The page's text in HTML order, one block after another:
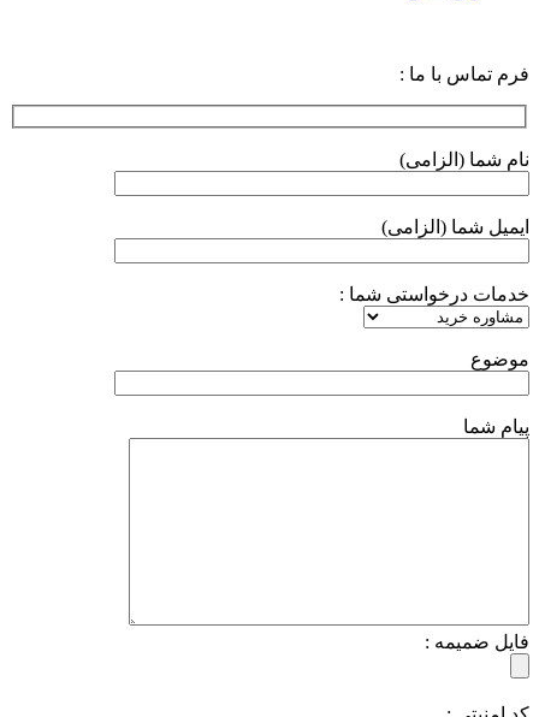
فرم تماس با ما :
نام شما (الزامی)
ایمیل شما (الزامی)
خدمات درخواستی شما :
موضوع
پیام شما
فایل ضمیمه :